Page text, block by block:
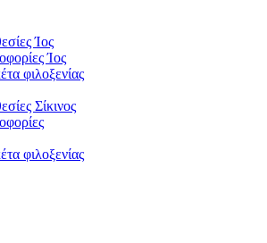
Ίος
Ίος
φιλοξενίας
Σίκινος
φιλοξενίας